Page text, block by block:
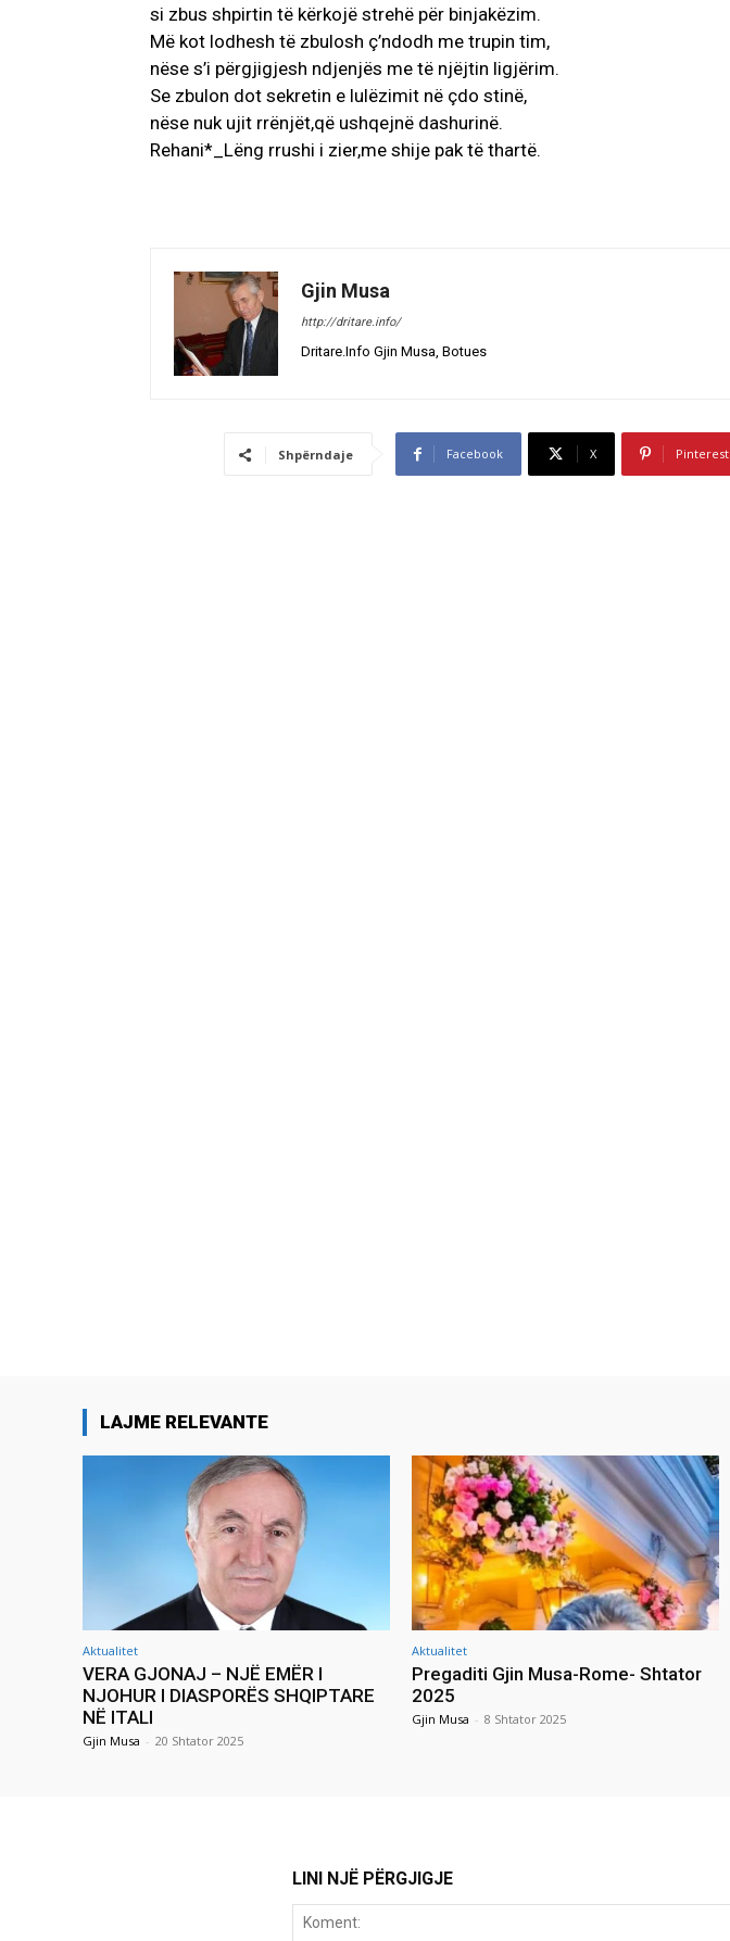
si zbus shpirtin të kërkojë strehë për binjakëzim.
Më kot lodhesh të zbulosh ç’ndodh me trupin tim,
nëse s’i përgjigjesh ndjenjës me të njëjtin ligjërim.
Se zbulon dot sekretin e lulëzimit në çdo stinë,
nëse nuk ujit rrënjët,që ushqejnë dashurinë.
Rehani*_Lëng rrushi i zier,me shije pak të thartë.
Gjin Musa
http://dritare.info/
Dritare.Info Gjin Musa, Botues
Shpërndaje Facebook X Pinterest
LAJME RELEVANTE
Aktualitet
VERA GJONAJ – NJË EMËR I
NJOHUR I DIASPORËS SHQIPTARE
NË ITALI
Gjin Musa - 20 Shtator 2025
Aktualitet
Pregaditi Gjin Musa-Rome- Shtator
2025
Gjin Musa - 8 Shtator 2025
LINI NJË PËRGJIGJE